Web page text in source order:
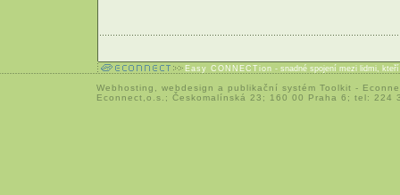
Easy CONNECTion - snadné spojení mezi lidmi,
Webhosting webdesign a publikační systém Toolkit -
Econnect,o.s.; Českomalínská 23; 160 00 Praha 6; tel: 224